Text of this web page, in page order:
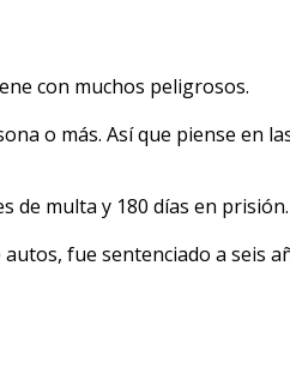
con muchos peligrosos.
o más. Así que piense en
de multa y 180 días en prisión.
fue sentenciado a seis